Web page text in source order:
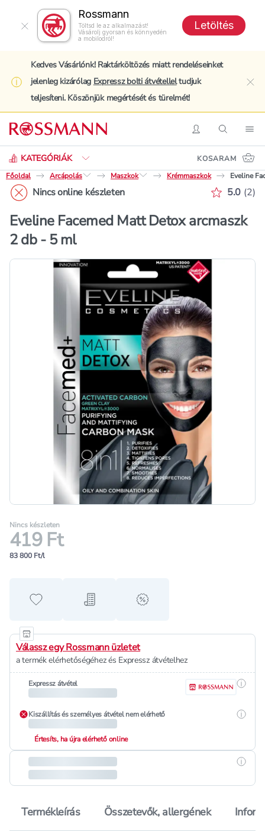
Rossmann
Töltsd le az alkalmazást!
Vásárolj gyorsan és könnyedén
a mobilodról!
Letöltés
Kedves Vásárlónk! Raktárköltözés miatt rendeléseinket
jelenleg kizárólag Expressz bolti átvételleltudjuk
teljesíteni. Köszönjük megértését és türelmét!
BelépésKeresés
KATEGÓRIÁK
Keresés
KOSARAM
Főoldal
Arcápolás Maszkok Krémmaszkok Eveline
Nincs online készleten 5.0 (2)
Eveline Facemed Matt Detox arcmaszk
2 db - 5 ml
Nincs készleten
419 Ft
83 800 Ft/l
Hozzáadás a kedvencekhez
Hozzáadás a bevásárló listához
alert when on sale
Válassz egy Rossmann üzletet
a termék elérhetőségéhez és Expressz átvételhez
Expressz átvétel
Kiszállítás és személyes átvétel nem elérhető
Értesíts, ha újra elérhető online
Termékleírás Összetevők, allergének